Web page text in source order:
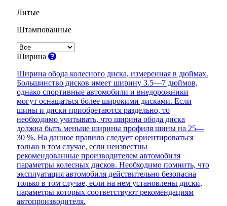
Литые
Штампованные
Ширина
Ширина обода колесного диска, измеренная в дюймах.
Большинство дисков имеет ширину 3.5—7 дюймов,
однако спортивные автомобили и внедорожники
могут оснащаться более широкими дисками. Если
шины и диски приобретаются раздельно, то
необходимо учитывать, что ширина обода диска
должна быть меньше ширины профиля шины на 25—
30 %. На данное правило следует ориентироваться
только в том случае, если неизвестны
рекомендованные производителем автомобиля
параметры колесных дисков. Необходимо помнить, что
эксплуатация автомобиля действительно безопасна
только в том случае, если на нем установлены диски,
параметры которых соответствуют рекомендациям
автопроизводителя.